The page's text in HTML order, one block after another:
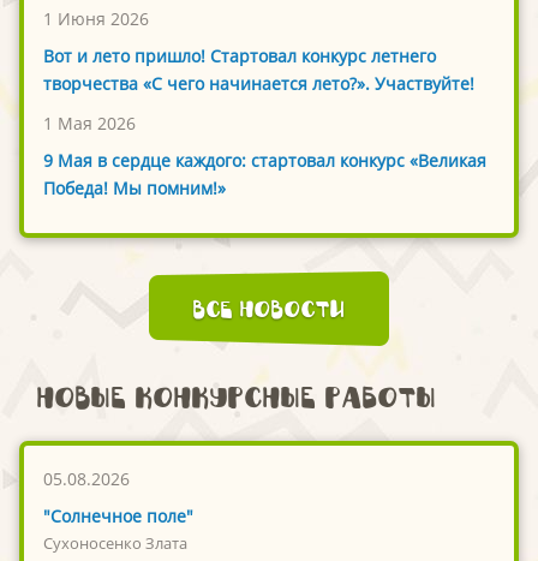
1 Июня 2026
Вот и лето пришло! Стартовал конкурс летнего
творчества «С чего начинается лето?». Участвуйте!
1 Мая 2026
9 Мая в сердце каждого: стартовал конкурс «Великая
Победа! Мы помним!»
Все новости
Новые конкурсные работы
05.08.2026
"Солнечное поле"
Сухоносенко Злата